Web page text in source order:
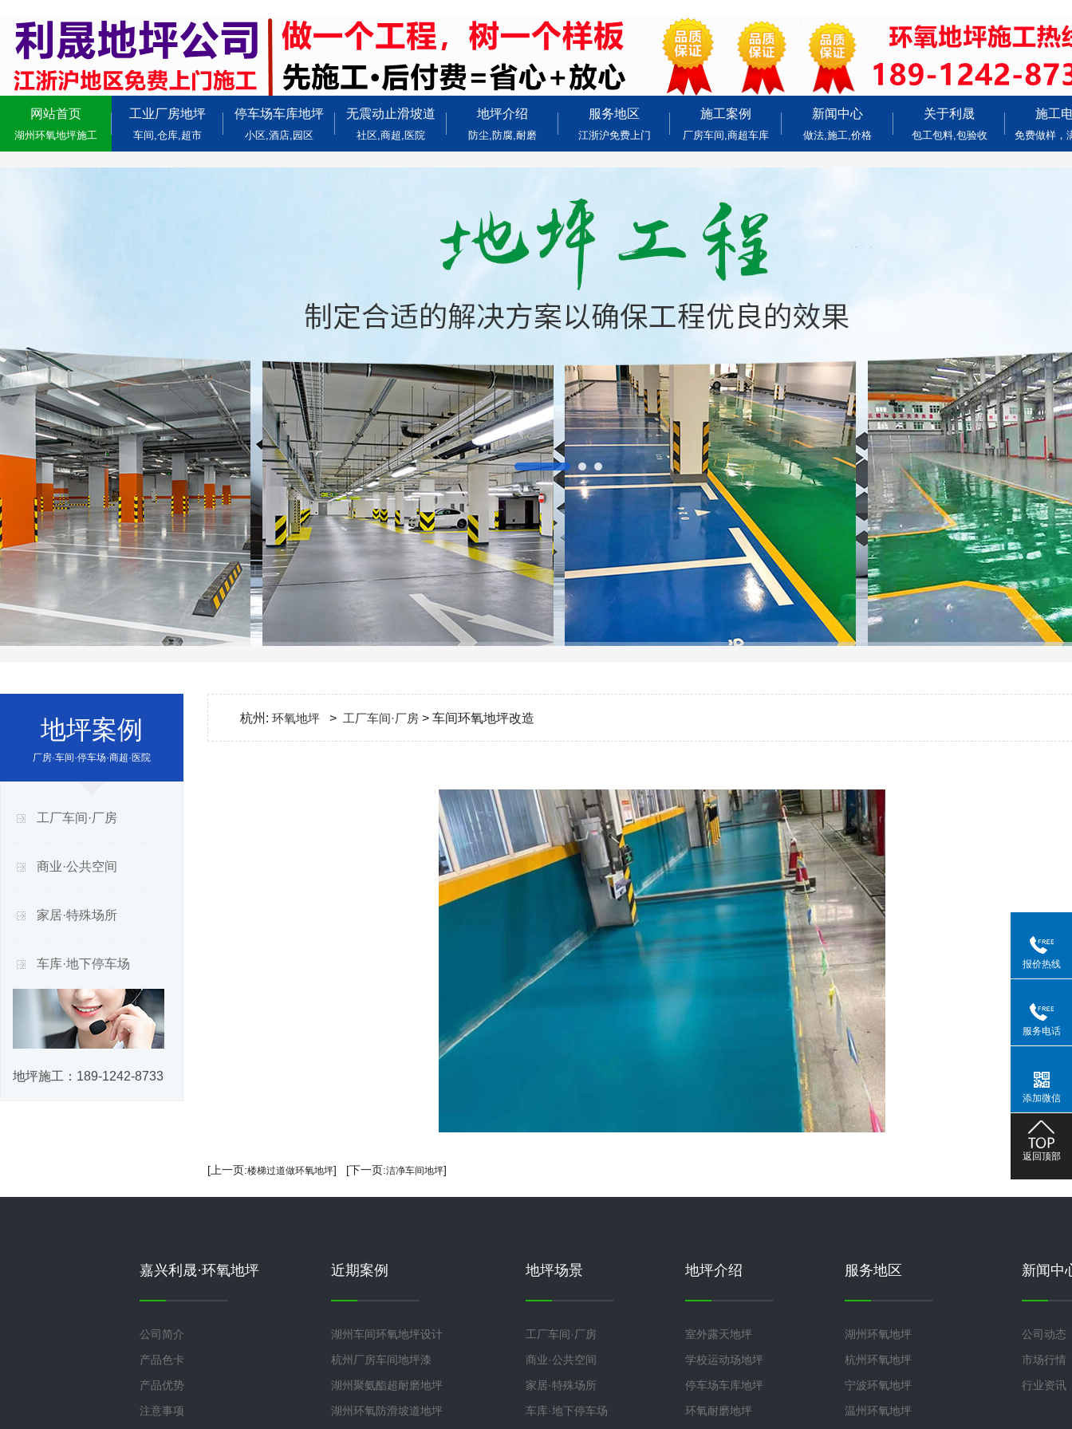
网站首页
湖州环氧地坪施工
工业厂房地坪
车间,仓库,超市
停车场车库地坪
小区,酒店,园区
无震动止滑坡道
社区,商超,医院
地坪介绍
防尘,防腐,耐磨
服务地区
江浙沪免费上门
施工案例
厂房车间,商超车库
新闻中心
做法,施工,价格
关于利晟
包工包料,包验收
施工
免费做样，
地坪案例
厂房·车间·停车场·商超·医院
工厂车间·厂房
商业·公共空间
家居·特殊场所
车库·地下停车场
地坪施工： 189-1242-8733
杭州: 环氧地坪 > 工厂车间·厂房 > 车间环氧地坪改造
[上一页:楼梯过道做环氧地坪] [下一页:洁净车间地坪]
嘉兴利晟·环氧地坪
公司简介
产品色卡
产品优势
注意事项
近期案例
湖州车间环氧地坪设计
杭州厂房车间地坪漆
湖州聚氨酯超耐磨地坪
湖州环氧防滑坡道地坪
地坪场景
工厂车间·厂房
商业·公共空间
家居·特殊场所
车库·地下停车场
地坪介绍
室外露天地坪
学校运动场地坪
停车场车库地坪
环氧耐磨地坪
服务地区
湖州环氧地坪
杭州环氧地坪
宁波环氧地坪
温州环氧地坪
新闻中
公司动态
市场行情
行业资讯
报价热线
服务电话
添加微信
返回顶部